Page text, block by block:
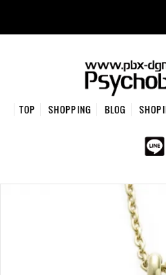
TOP SHOPPING BLOG